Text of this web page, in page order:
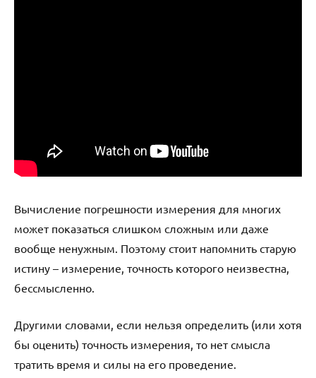
Вычисление погрешности измерения для многих
может показаться слишком сложным или даже
вообще ненужным. Поэтому стоит напомнить старую
истину – измерение, точность которого неизвестна,
бессмысленно.
Другими словами, если нельзя определить (или хотя
бы оценить) точность измерения, то нет смысла
тратить время и силы на его проведение.